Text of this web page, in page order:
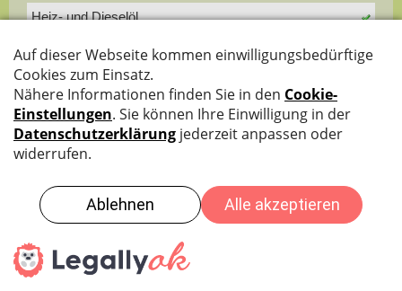
Heiz- und Dieselöl
Spezielle Tätigkeiten
Tankraumfolien
Weitere Tätigkeiten